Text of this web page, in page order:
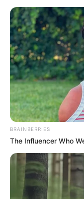
BRAINBERRIES
The Influencer Who